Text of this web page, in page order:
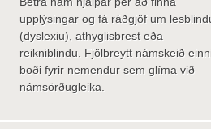
upplýsingar og fá ráðgjöf um
(dyslexiu), athyglisbrest eða
reikniblindu. Fjölbreytt námskeið
boði fyrir nemendur sem glíma við
námsörðugleika.